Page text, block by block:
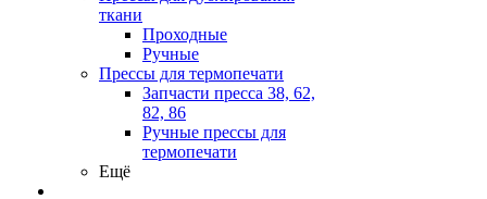
ткани
Проходные
Ручные
Прессы для термопечати
Запчасти пресса 38, 62,
82, 86
Ручные прессы для
термопечати
Ещё